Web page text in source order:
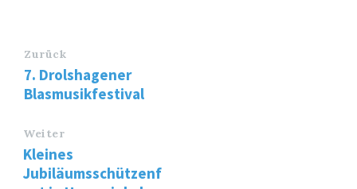
Zurück
7. Drolshagener
Blasmusikfestival
Weiter
Kleines
Jubiläumsschützenf